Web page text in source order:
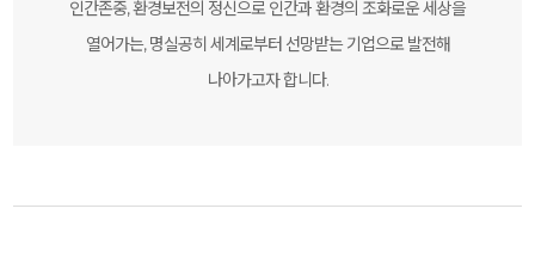
인간존중, 환경보전의 정신으로 인간과 환경의 조화로운 세상을
열어가는, 명실공히 세계로부터 선망받는 기업으로 발전해
나아가고자 합니다.